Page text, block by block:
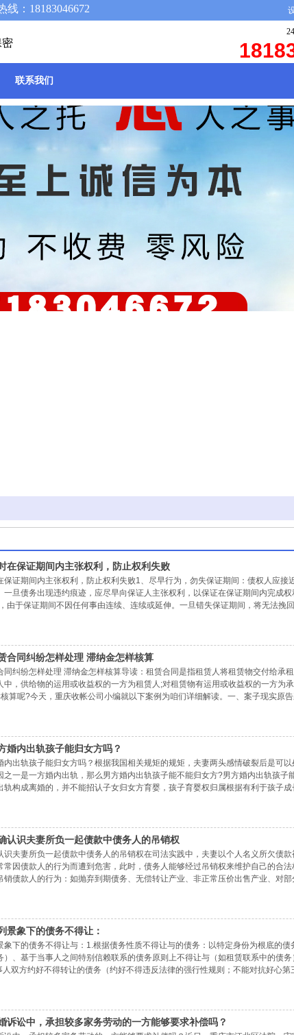
：18183046672
密
联系我们
在保证期间内主张权利，防止权利失败
保证期间内主张权利，防止权利失败1、尽早行为，勿失保证期间：债权人应接
一旦债务出现违约痕迹，应尽早向保证人主张权利，以保证在保证期间内完成
由于保证期间不因任何事由连续、连续或延伸。一旦错失保证期间，将无法挽
合同纠纷怎样处理 滞纳金怎样核算
同纠纷怎样处理 滞纳金怎样核算导读：租赁合同是指租赁人将租赁物交付给承
中，供给物的运用或收益权的一方为租赁人;对租赁物有运用或收益权的一方为
算呢?今天，重庆收帐公司小编就以下案例为咱们详细解读。一、案子现实原
婚内出轨孩子能归女方吗？
内出轨孩子能归女方吗？根据我国相关规矩的规矩，夫妻两头感情破裂后是可
之一是一方婚内出轨，那么男方婚内出轨孩子能不能归女方?男方婚内出轨孩子
轨构成离婚的，并不能招认子女归女方育婴，孩子育婴权归属根据有利于孩子
认识夫妻所负一起债款中债务人的吊销权
识夫妻所负一起债款中债务人的吊销权在司法实践中，夫妻以个人名义所欠债
常因债款人的行为而遭到危害，此时，债务人能够经过吊销权来维护自己的合
销债款人的行为：如抛弃到期债务、无偿转让产业、非正常压价出售产业、对
景象下的债务不得让：
象下的债务不得让与：1.根据债务性质不得让与的债务：以特定身份为根底的
）、基于当事人之间特别信赖联系的债务原则上不得让与（如租赁联系中的债
双方约好不得转让的债务（约好不得违反法律的强行性规则；不能对抗好心第
诉讼中，承担较多家务劳动的一方能够要求补偿吗？